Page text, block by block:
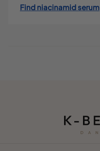
Find niacinamid serum